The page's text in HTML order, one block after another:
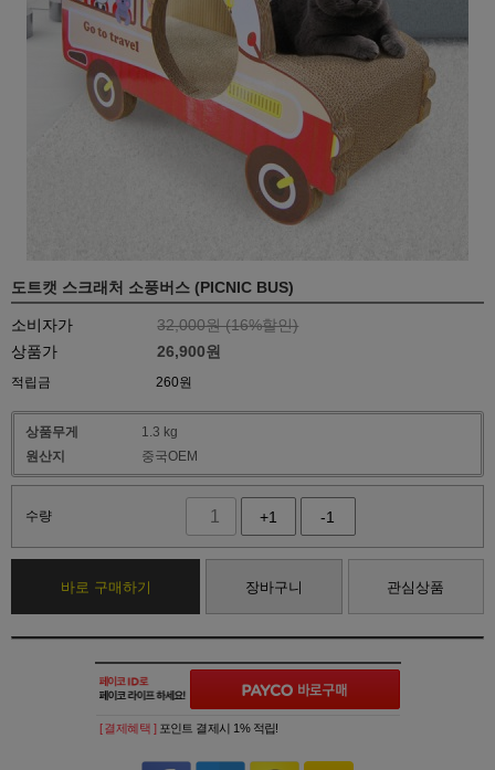
도트캣 스크래처 소풍버스 (PICNIC BUS)
소비자가 32,000원 (16%할인)
상품가
26,900원
적립금 260원
상품무게
1.3 kg
원산지
중국OEM
수량 +1 -1
바로 구매하기 장바구니 관심상품
[ 결제혜택 ] 포인트 결제시 1% 적립!